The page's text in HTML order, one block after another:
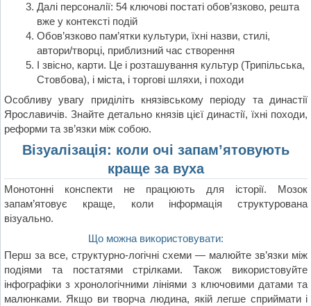
Далі персоналії: 54 ключові постаті обов’язково, решта
вже у контексті подій
Обов’язково пам’ятки культури, їхні назви, стилі,
автори/творці, приблизний час створення
І звісно, карти. Це і розташування культур (Трипільська,
Стовбова), і міста, і торгові шляхи, і походи
Особливу увагу приділіть князівському періоду та династії
Ярославичів. Знайте детально князів цієї династії, їхні походи,
реформи та зв’язки між собою.
Візуалізація: коли очі запам’ятовують
краще за вуха
Монотонні конспекти не працюють для історії. Мозок
запам’ятовує краще, коли інформація структурована
візуально.
Що можна використовувати:
Перш за все, структурно-логічні схеми — малюйте зв’язки між
подіями та постатями стрілками. Також використовуйте
інфографіки з хронологічними лініями з ключовими датами та
малюнками. Якщо ви творча людина, якій легше сприймати і